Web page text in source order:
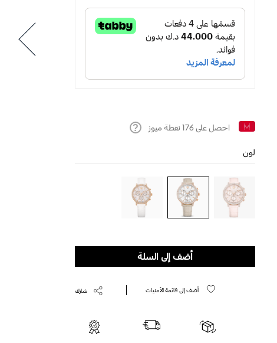
احصل على 176 نقطة ميوز
لون
أضف إلى السلة
أضف إلى قائمة الأمنيات شارك